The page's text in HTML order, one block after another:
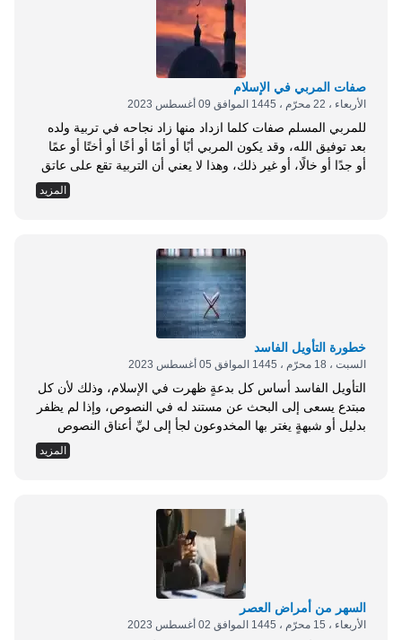
صفات المربي في الإسلام
الأربعاء ، 22 محرّم ، 1445 الموافق 09 أغسطس 2023
للمربي المسلم صفات كلما ازداد منها زاد نجاحه في تربية ولده
بعد توفيق الله، وقد يكون المربي أبًا أو أمًا أو أخًا أو أختًا أو عمًا
أو جدًا أو خالًا، أو غير ذلك، وهذا لا يعني أن التربية تقع على عاتق
واحد، بل كل من حول الطفل يسهم في تربيته وإن لم يقصد .
المزيد
خطورة التأويل الفاسد
السبت ، 18 محرّم ، 1445 الموافق 05 أغسطس 2023
التأويل الفاسد أساس كل بدعةٍ ظهرت في الإسلام، وذلك لأن كل
مبتدع يسعى إلى البحث عن مستند له في النصوص، وإذا لم يظفر
بدليل أو شبهةٍ يغتر بها المخدوعون لجأ إلى ليِّ أعناق النصوص
بالتأويل حتى تتفق مع مذهبه الباطل، ولما لم يكن من السهل
الميسور تحريف النصوص الشرعية المحفوظة، وتأويلها على هذا
المزيد
السهر من أمراض العصر
الأربعاء ، 15 محرّم ، 1445 الموافق 02 أغسطس 2023